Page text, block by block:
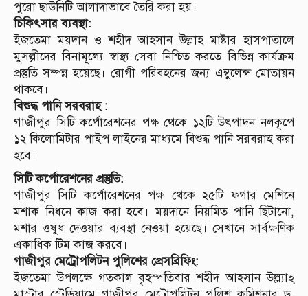
পুরো ছাউনিটি আলাদাভাবে তৈরি করা হয়।
চিকিৎসার ব্যবস্থা:
ইজতেমা ময়দান ও শহীদ আহসান উল্লাহ মাষ্টার হাসপাতালে
মুসল্লীদের বিনামূল্যে স্বাস্থ্য সেবা নিশ্চিত করতে বিভিন্ন কার্যক্রম
প্রস্তুতি সম্পন্ন হয়েছে। রোগী পরিবহনের জন্য এম্বুলেন্স মোতায়ন
থাকবে।
বিশুদ্ধ পানি সরবরাহ :
গাজীপুর সিটি কর্পোরেশনের পক্ষ থেকে ১২টি উৎপাদন নলকূপে
১২ কিলোমিটার পাইপ লাইনের মাধ্যমে বিশুদ্ধ পানি সরবরাহ করা
হবে।
সিটি কর্পোরেশনের প্রস্তুতি:
গাজীপুর সিটি কর্পোরেশনের পক্ষ থেকে ২৫টি ফগার মেশিনে
মশাক নিধনে কাজ করা হবে। ময়দানে নিয়মিত পানি ছিটানো,
মশার ওষুধ দেওয়ার ব্যবস্থা নেওয়া হয়েছে। সেখানে সার্বক্ষণিক
একাধিক টিম কাজ করবে।
গাজীপুর মেট্রোপলিটন পুলিশের প্রেসব্রিফিং:
ইজতেমা উপলক্ষে গতকাল বৃহস্পতিবার শহীদ আহ্সান উল্ল্যাহ্